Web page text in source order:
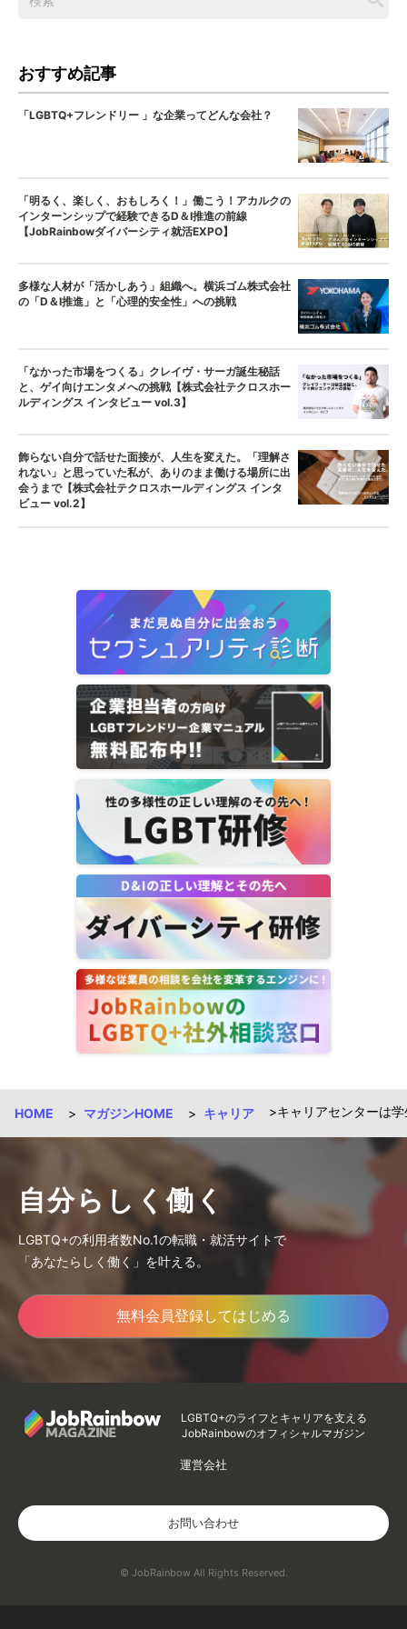
おすすめ記事
「LGBTQ+フレンドリー 」な企業ってどんな会社？
「明るく、楽しく、おもしろく！」働こう！アカルクの
インターンシップで経験できるD＆I推進の前線
【JobRainbowダイバーシティ就活EXPO】
多様な人材が「活かしあう」組織へ。横浜ゴム株式会社
の「D＆I推進」と「心理的安全性」への挑戦
「なかった市場をつくる」クレイヴ・サーガ誕生秘話
と、ゲイ向けエンタメへの挑戦【株式会社テクロスホー
ルディングス インタビュー vol.3】
飾らない自分で話せた面接が、人生を変えた。「理解さ
れない」と思っていた私が、ありのまま働ける場所に出
会うまで【株式会社テクロスホールディングス インタ
ビュー vol.2】
HOME マガジンHOME キャリア キャリアセンターは
自分らしく働く
LGBTQ+の利用者数No.1の転職・就活サイトで
「あなたらしく働く」を叶える。
無料会員登録してはじめる
LGBTQ+のライフとキャリアを支える
JobRainbowのオフィシャルマガジン
運営会社
お問い合わせ
© JobRainbow All Rights Reserved.